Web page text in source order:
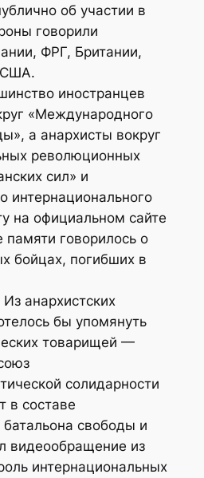
об участии в
говорили
ФРГ, Британии,
США.
иностранцев
«Международного
а анархисты вокруг
революционных
сил» и
интернационального
на официальном сайте
памяти говорилось о
бойцах, погибших в
Из анархистских
бы упомянуть
товарищей —
солидарности
в составе
свободы и
видеообращение из
интернациональных